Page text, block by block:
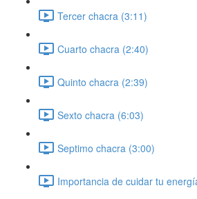
Tercer chacra (3:11)
Cuarto chacra (2:40)
Quinto chacra (2:39)
Sexto chacra (6:03)
Septimo chacra (3:00)
Importancia de cuidar tu